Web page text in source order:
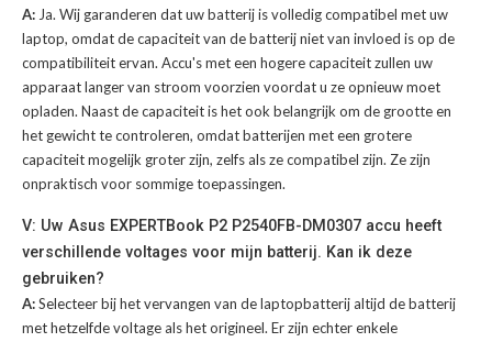
A: Ja. Wij garanderen dat uw batterij is volledig compatibel met uw
laptop, omdat de capaciteit van de batterij niet van invloed is op de
compatibiliteit ervan. Accu's met een hogere capaciteit zullen uw
apparaat langer van stroom voorzien voordat u ze opnieuw moet
opladen. Naast de capaciteit is het ook belangrijk om de grootte en
het gewicht te controleren, omdat batterijen met een grotere
capaciteit mogelijk groter zijn, zelfs als ze compatibel zijn. Ze zijn
onpraktisch voor sommige toepassingen.
V: Uw Asus EXPERTBook P2 P2540FB-DM0307 accu heeft
verschillende voltages voor mijn batterij. Kan ik deze
gebruiken?
A:Selecteer bij het vervangen van de laptopbatterij altijd de batterij
met hetzelfde voltage als het origineel. Er zijn echter enkele